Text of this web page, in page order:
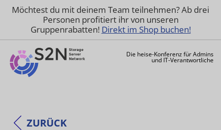
Möchtest du mit deinem Team teilnehmen? Ab drei
Personen profitiert ihr von unseren
Gruppenrabatten! Direkt im Shop buchen!
Die heise-Konferenz für Admins
und IT-Verantwortliche
ZURÜCK